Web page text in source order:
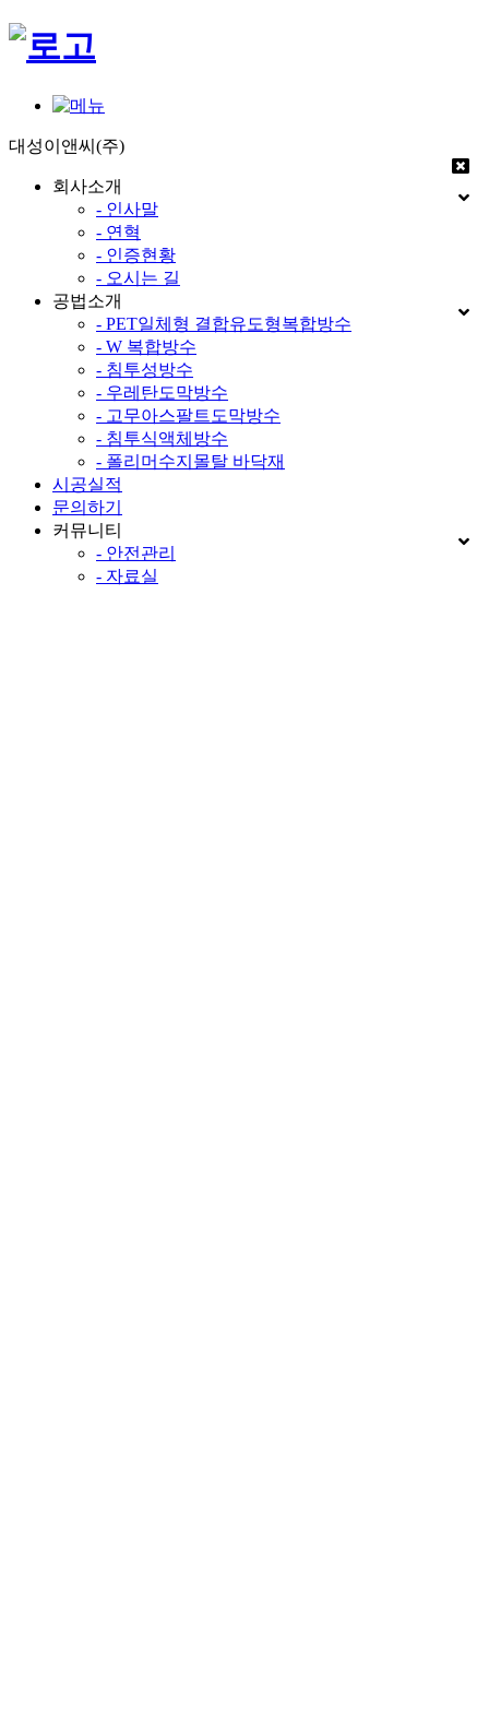
대성이앤씨(주)
회사소개
- 인사말
- 연혁
- 인증현황
- 오시는 길
공법소개
- PET일체형 결합유도형복합방수
- W 복합방수
- 침투성방수
- 우레탄도막방수
- 고무아스팔트도막방수
- 침투식액체방수
- 폴리머수지몰탈 바닥재
시공실적
문의하기
커뮤니티
- 안전관리
- 자료실